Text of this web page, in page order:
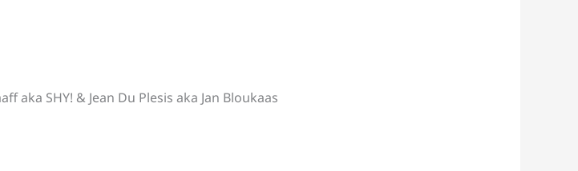
aka SHY! & Jean Du Plesis aka Jan Bloukaas